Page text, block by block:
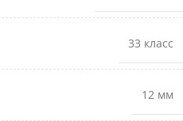
33 класс
12 мм